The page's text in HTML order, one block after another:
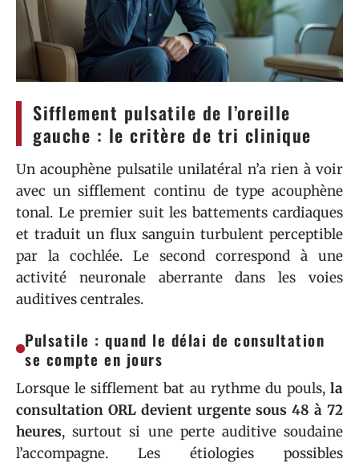
Sifflement pulsatile de l’oreille
gauche : le critère de tri clinique
Un acouphène pulsatile unilatéral n’a rien à voir
avec un sifflement continu de type acouphène
tonal. Le premier suit les battements cardiaques
et traduit un flux sanguin turbulent perceptible
par la cochlée. Le second correspond à une
activité neuronale aberrante dans les voies
auditives centrales.
Pulsatile : quand le délai de consultation
se compte en jours
Lorsque le sifflement bat au rythme du pouls, la
consultation ORL devient urgente sous 48 à 72
heures, surtout si une perte auditive soudaine
l’accompagne. Les étiologies possibles